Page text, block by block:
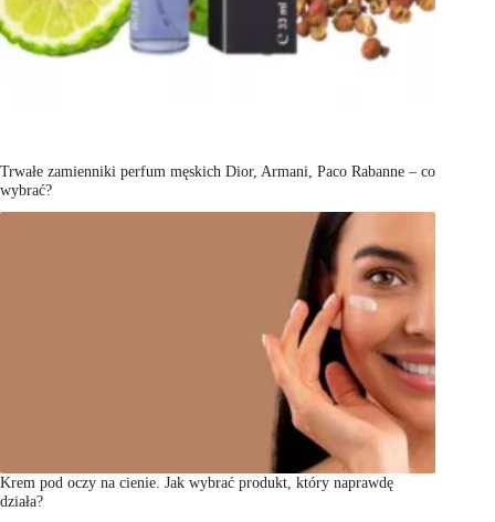
Trwałe zamienniki perfum męskich Dior, Armani, Paco Rabanne – co
wybrać?
Krem pod oczy na cienie. Jak wybrać produkt, który naprawdę
działa?